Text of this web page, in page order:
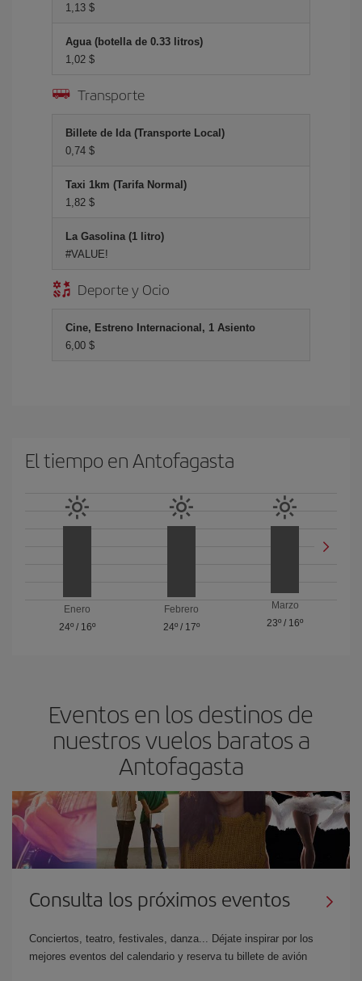
1,13 $
Agua (botella de 0.33 litros)
1,02 $
Transporte
Billete de Ida (Transporte Local)
0,74 $
Taxi 1km (Tarifa Normal)
1,82 $
La Gasolina (1 litro)
#VALUE!
Deporte y Ocio
Cine, Estreno Internacional, 1 Asiento
6,00 $
El tiempo en Antofagasta
Enero
24º/ 16º
Febrero
24º/ 17º
Marzo
23º / 16º
Eventos en los destinos de
nuestros vuelos baratos a
Antofagasta
Consulta los próximos eventos
Conciertos, teatro, festivales, danza... Déjate inspirar por los
mejores eventos del calendario y reserva tu billete de avión